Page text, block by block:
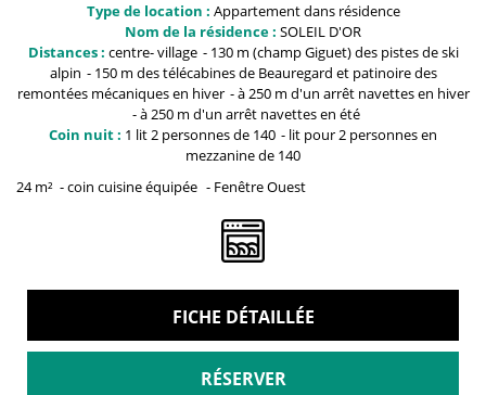
Type de location : Appartement dans résidence
Nom de la résidence : SOLEIL D'OR
Distances : centre-village 130 m (champ Giguet)des pistes de ski
alpin
150 m des télécabines de Beauregard et patinoiredes
remontées mécaniques en hiver
à 250 m d'un arrêt navettes en hiver
à 250 m d'un arrêt navettes en été
Coin nuit : 1 lit 2 personnesde 140
lit pour 2 personnes en
mezzaninede 140
24 m² coin cuisine équipée FenêtreOuest
FICHE DÉTAILLÉE
RÉSERVER